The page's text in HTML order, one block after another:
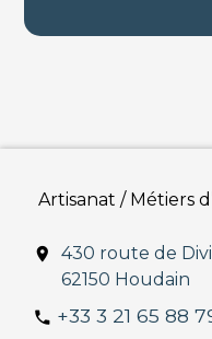
Artisanat / Métiers
location_on
430 route de
62150 Houdain
phone +33 3 21 65 88